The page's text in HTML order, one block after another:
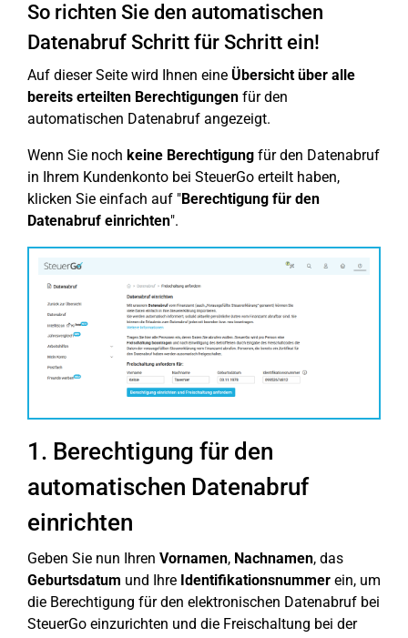
So richten Sie den automatischen
Datenabruf Schritt für Schritt ein!
Auf dieser Seite wird Ihnen eine Übersicht über alle
bereits erteilten Berechtigungen für den
automatischen Datenabruf angezeigt.
Wenn Sie noch keine Berechtigung für den Datenabruf
in Ihrem Kundenkonto bei SteuerGo erteilt haben,
klicken Sie einfach auf "Berechtigung für den
Datenabruf einrichten".
1. Berechtigung für den
automatischen Datenabruf
einrichten
Geben Sie nun Ihren Vornamen, Nachnamen, das
Geburtsdatum und Ihre Identifikationsnummer ein, um
die Berechtigung für den elektronischen Datenabruf bei
SteuerGo einzurichten und die Freischaltung bei der